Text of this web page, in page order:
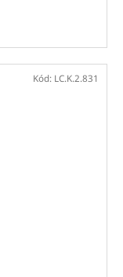
Kód: LC.K.2.831